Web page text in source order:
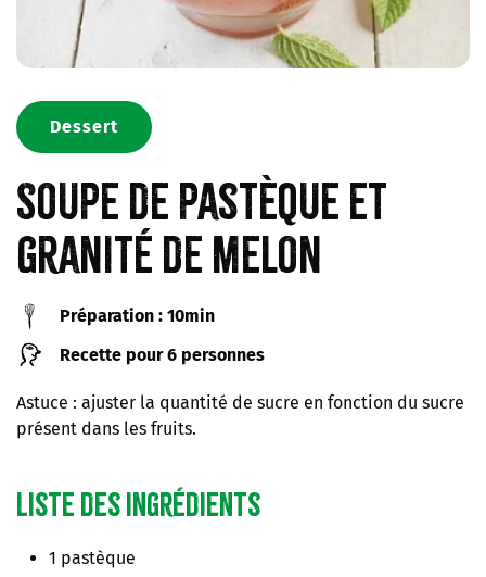
Dessert
Soupe de pastèque et
granité de melon
Préparation : 10min
Recette pour 6 personnes
Astuce : ajuster la quantité de sucre en fonction du sucre
présent dans les fruits.
Liste des ingrédients
1 pastèque